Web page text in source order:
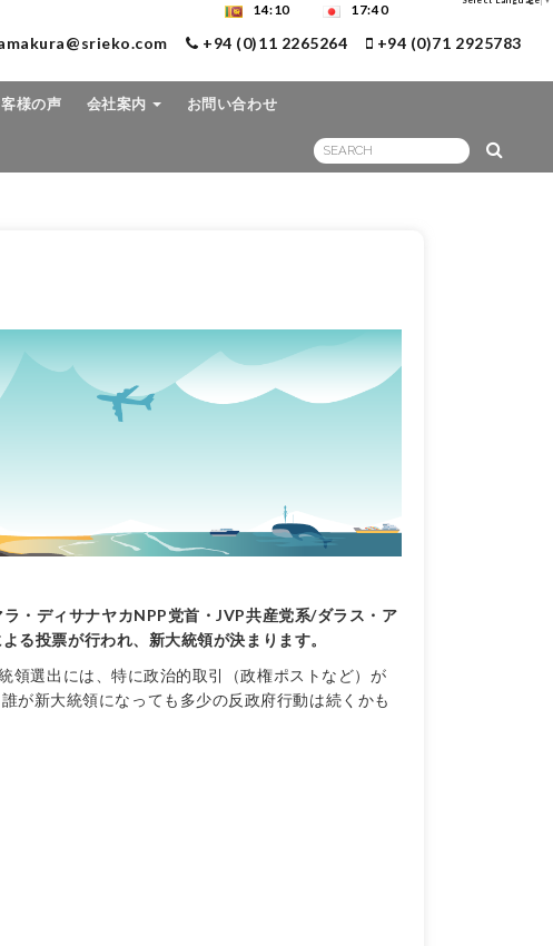
様の声 会社案内 お問い合わせ
+94 (0)11 2265264 +94 (0)71 2925783
14:10 17:40
・ディサナヤカNPP党首・JVP共産党系/ダラス・ア
る投票が行われ、新大統領が決まります。
領選出には、特に政治的取引（政権ポストなど）が
が新大統領になっても多少の反政府行動は続くかも